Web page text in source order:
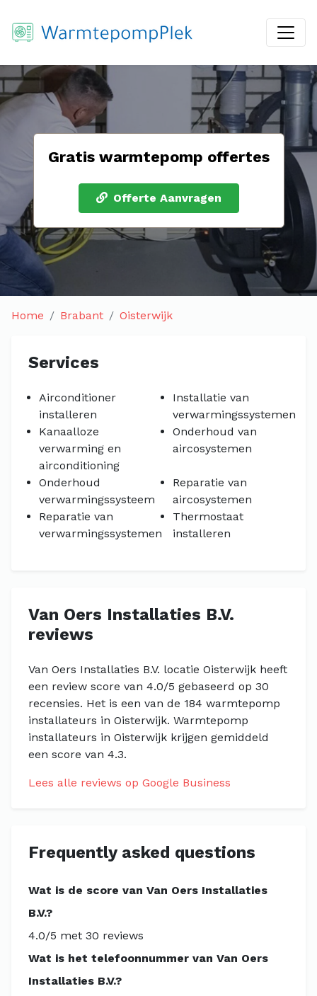
Gratis warmtepomp offertes
Offerte Aanvragen
Home Brabant Oisterwijk
Services
Airconditioner
installeren
Installatie van
verwarmingssystemen
Kanaalloze
verwarming en
airconditioning
Onderhoud van
aircosystemen
Onderhoud
verwarmingssysteem
Reparatie van
aircosystemen
Reparatie van
verwarmingssystemen
Thermostaat
installeren
Van Oers Installaties B.V.
reviews
Van Oers Installaties B.V. locatie Oisterwijk heeft
een review score van 4.0/5 gebaseerd op 30
recensies. Het is een van de 184 warmtepomp
installateurs in Oisterwijk. Warmtepomp
installateurs in Oisterwijk krijgen gemiddeld
een score van 4.3.
Lees alle reviews op Google Business
Frequently asked questions
Wat is de score van Van Oers Installaties
B.V.?
4.0/5 met 30 reviews
Wat is het telefoonnummer van Van Oers
Installaties B.V.?